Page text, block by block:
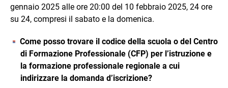
gennaio 2025 alle ore 20:00 del 10 febbraio 2025, 24 ore
su 24, compresi il sabato e la domenica.
Come posso trovare il codice della scuola o del Centro
di Formazione Professionale (CFP) per l’istruzione e
la formazione professionale regionale a cui
indirizzare la domanda d’iscrizione?